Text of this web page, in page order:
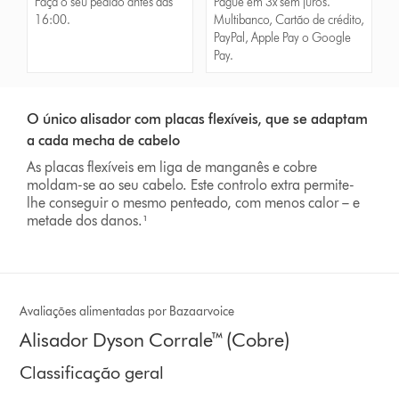
16:00.
Multibanco, Cartão de crédito,
PayPal, Apple Pay o Google
Pay.
O único alisador com placas flexíveis, que se adaptam
a cada mecha de cabelo
As placas flexíveis em liga de manganês e cobre
moldam-se ao seu cabelo. Este controlo extra permite-
lhe conseguir o mesmo penteado, com menos calor – e
metade dos danos.¹
Avaliações alimentadas por Bazaarvoice
Alisador Dyson Corrale™ (Cobre)
Classificação geral